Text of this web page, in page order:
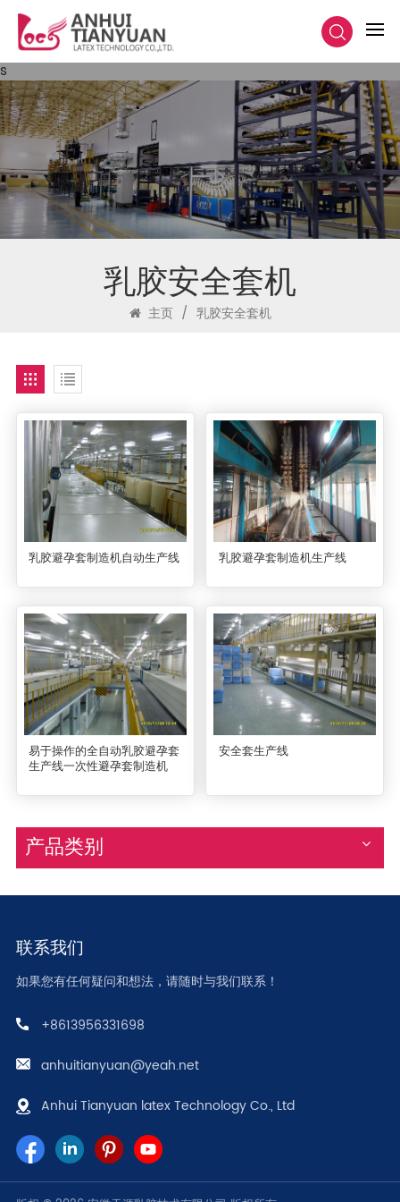
s
乳胶安全套机
主页 / 乳胶安全套机
乳胶避孕套制造机自动生产线 乳胶避孕套制造机生产线
易于操作的全自动乳胶避孕套
生产线一次性避孕套制造机
安全套生产线
产品类别
联系我们
如果您有任何疑问和想法，请随时与我们联系！
+8613956331698
anhuitianyuan@yeah.net
Anhui Tianyuan latex Technology Co., Ltd